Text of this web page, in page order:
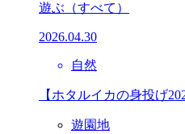
遊ぶ （すべて）
2026.04.30
自然
【ホタルイカの身投げ
遊園地